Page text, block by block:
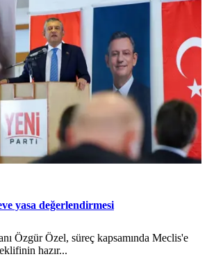
yasa değerlendirmesi
Özgür Özel, süreç kapsamında Meclis'e
hazır...